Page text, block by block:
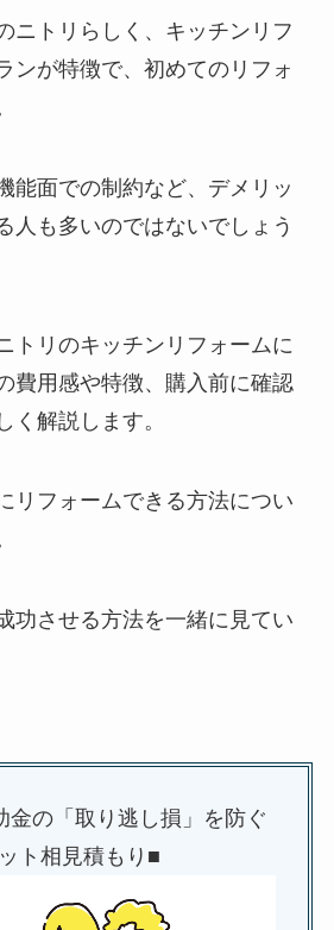
ニトリらしく、キッチンリフ
ンが特徴で、初めてのリフォ
能面での制約など、デメリッ
人も多いのではないでしょう
トリのキッチンリフォームに
費用感や特徴、購入前に確認
く解説します。
リフォームできる方法につい
功させる方法を一緒に見てい
金の「取り逃し損」を防ぐ
ト相見積もり■